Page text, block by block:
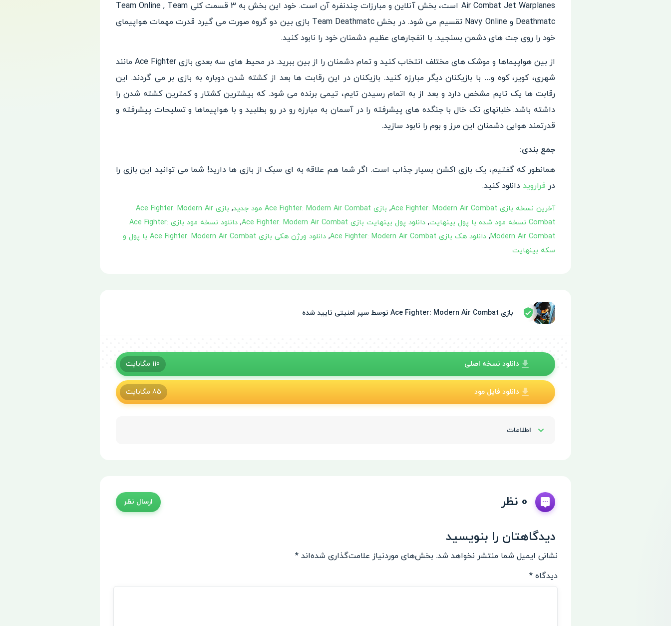
Air Combat Jet Warplanes است، بخش آنلاین و مبارزات چندنفره آن است. خود این بخش به 3 قسمت کلی Team Online , Team
Deathmatc و Navy Online تقسیم می شود. در بخش Team Deathmatc بازی بین دو گروه صورت می گیرد قدرت مهمات هواپیمای
خود را روی جت های دشمن بسنجید. با انفجارهای عظیم دشمنان خود را نابود کنید.
از بین هواپیماها و موشک های مختلف انتخاب کنید و تمام دشمنان را از بین ببرید. در محیط های سه بعدی بازی Ace Fighter مانند
شهری، کویر، کوه و… با بازیکنان دیگر مبارزه کنید. بازیکنان در این رقابت ها بعد از کشته شدن دوباره به بازی بر می گردند. این
رقابت ها یک تایم مشخص دارد و بعد از به اتمام رسیدن تایم، تیمی برنده می شود. که بیشترین کشتار و کمترین کشته شدن را
داشته باشد. خلبانهای تک خال با جنگده های پیشرفته را در آسمان به مبارزه رو در رو بطلبید و با هواپیماها و تسلیحات پیشرفته و
قدرتمند هوایی دشمنان این مرز و بوم را نابود سازید.
جمع بندی:
همانطور که گفتیم، یک بازی اکشن بسیار جذاب است. اگر شما هم علاقه به ای سبک از بازی ها دارید! شما می توانید این بازی را
در فراروید دانلود کنید.
آخرین نسخه بازی Ace Fighter: Modern Air Combat , بازی Ace Fighter: Modern Air Combat مود جدید ,
بازی Ace Fighter: Modern Air
Combat نسخه مود شده با پول بینهایت
, دانلود پول بینهایت بازی Ace Fighter: Modern Air Combat ,
دانلود نسخه مود بازی Ace Fighter:
Modern Air Combat
, دانلود هک بازی Ace Fighter: Modern Air Combat ,
دانلود ورژن هکی بازی Ace Fighter: Modern Air Combat با پول و
سکه بینهایت
بازی Ace Fighter: Modern Air Combat توسط سپر امنیتی تایید شده
دانلود نسخه اصلی 110 مگابایت
دانلود فایل مود 85 مگابایت
اطلاعات
0 نظر ارسال نظر
دیدگاهتان را بنویسید
نشانی ایمیل شما منتشر نخواهد شد. بخش‌های موردنیاز علامت‌گذاری شده‌اند *
دیدگاه *